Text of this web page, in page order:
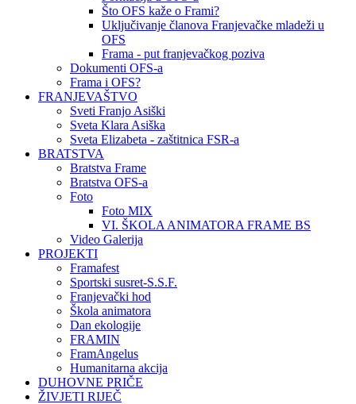
Što OFS kaže o Frami?
Uključivanje članova Franjevačke mladeži u
OFS
Frama - put franjevačkog poziva
Dokumenti OFS-a
Frama i OFS?
FRANJEVAŠTVO
Sveti Franjo Asiški
Sveta Klara Asiška
Sveta Elizabeta - zaštitnica FSR-a
BRATSTVA
Bratstva Frame
Bratstva OFS-a
Foto
Foto MIX
VI. ŠKOLA ANIMATORA FRAME BS
Video Galerija
PROJEKTI
Framafest
Sportski susret-S.S.F.
Franjevački hod
Škola animatora
Dan ekologije
FRAMIN
FramAngelus
Humanitarna akcija
DUHOVNE PRIČE
ŽIVJETI RIJEČ